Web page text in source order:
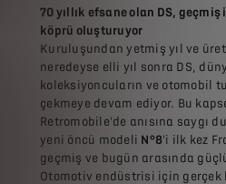
70 yıllık efsane olan DS,
köprü oluşturuyor
Kuruluşundan yetmiş yıl ve
neredeyse elli yıl sonra DS,
koleksiyoncuların ve otomobil
çekmeye devam ediyor. Bu
Retromobile'de anısına saygı
yeni öncü modeli N°8'i ilk kez
geçmiş ve bugün arasında
Otomotiv endüstrisi için gerçek